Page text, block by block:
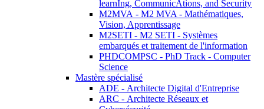
learnIng, CommunicAtions, and Security
M2MVA - M2 MVA - Mathématiques,
Vision, Apprentissage
M2SETI - M2 SETI - Systèmes
embarqués et traitement de l'information
PHDCOMPSC - PhD Track - Computer
Science
Mastère spécialisé
ADE - Architecte Digital d'Entreprise
ARC - Architecte Réseaux et